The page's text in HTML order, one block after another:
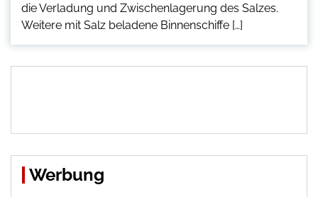
die Verladung und Zwischenlagerung des Salzes.
Weitere mit Salz beladene Binnenschiffe […]
Werbung